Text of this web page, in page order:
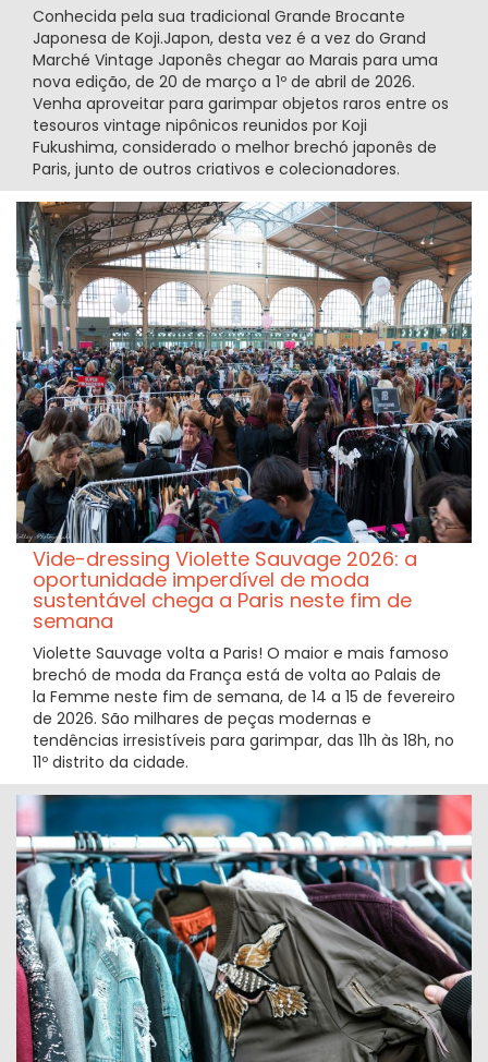
Conhecida pela sua tradicional Grande Brocante
Japonesa de Koji.Japon, desta vez é a vez do Grand
Marché Vintage Japonês chegar ao Marais para uma
nova edição, de 20 de março a 1º de abril de 2026.
Venha aproveitar para garimpar objetos raros entre os
tesouros vintage nipônicos reunidos por Koji
Fukushima, considerado o melhor brechó japonês de
Paris, junto de outros criativos e colecionadores.
Vide-dressing Violette Sauvage 2026: a
oportunidade imperdível de moda
sustentável chega a Paris neste fim de
semana
Violette Sauvage volta a Paris! O maior e mais famoso
brechó de moda da França está de volta ao Palais de
la Femme neste fim de semana, de 14 a 15 de fevereiro
de 2026. São milhares de peças modernas e
tendências irresistíveis para garimpar, das 11h às 18h, no
11º distrito da cidade.